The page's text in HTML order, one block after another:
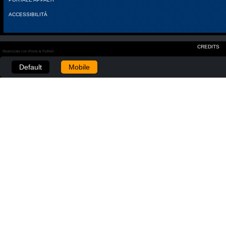
ACCESSIBILITÀ
CREDITS
Realizzato con Plone & Python
Default Mobile